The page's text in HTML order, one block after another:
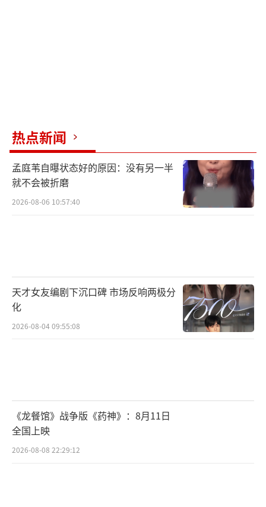
艺术创作和个人隐私之间找到平衡点，以及公
众在消费名人生活时如何保持对当事人的基本
尊重，这些问题不仅关乎娱乐圈的健康发展，
更关乎每一个社会成员的基本权益和尊严。
（责
热点新闻
孟庭苇自曝状态好的原因：没有另一半
就不会被折磨
2026-08-06 10:57:40
天才女友编剧下沉口碑 市场反响两极分
化
2026-08-04 09:55:08
《龙餐馆》战争版《药神》：8月11日
全国上映
2026-08-08 22:29:12